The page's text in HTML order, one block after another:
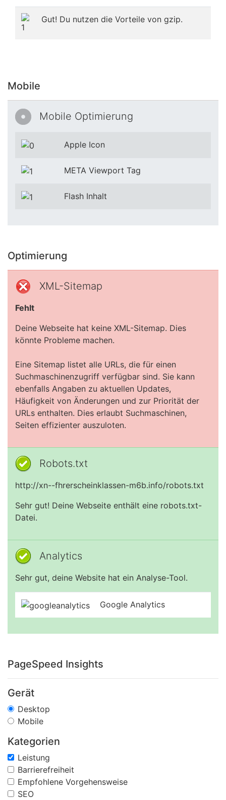
Gut! Du nutzen die Vorteile von gzip.
Mobile
Mobile Optimierung
Apple Icon
META Viewport Tag
Flash Inhalt
Optimierung
XML-Sitemap
Fehlt
Deine Webseite hat keine XML-Sitemap. Dies
könnte Probleme machen.
Eine Sitemap listet alle URLs, die für einen
Suchmaschinenzugriff verfügbar sind. Sie kann
ebenfalls Angaben zu aktuellen Updates,
Häufigkeit von Änderungen und zur Priorität der
URLs enthalten. Dies erlaubt Suchmaschinen,
Seiten effizienter auszuloten.
Robots.txt
http://xn--fhrerscheinklassen-m6b.info/robots.txt
Sehr gut! Deine Webseite enthält eine robots.txt-
Datei.
Analytics
Sehr gut, deine Website hat ein Analyse-Tool.
Google Analytics
PageSpeed Insights
Gerät
Desktop
Mobile
Kategorien
Leistung
Barrierefreiheit
Empfohlene Vorgehensweise
SEO